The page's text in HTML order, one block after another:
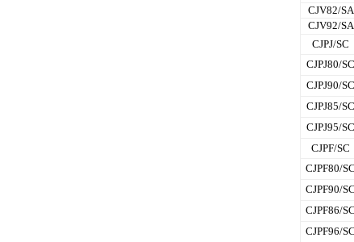
CJV82/SA
CJV92/SA
CJPJ/SC
CJPJ80/SC
CJPJ90/SC
CJPJ85/SC
CJPJ95/SC
CJPF/SC
CJPF80/SC
CJPF90/SC
CJPF86/SC
CJPF96/SC